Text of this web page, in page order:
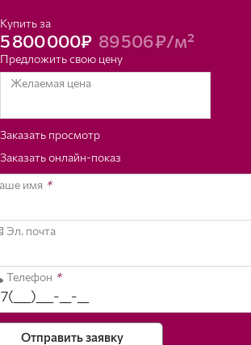
Купить за
5 800 000₽ 89 506 ₽/м²
Предложить свою цену
Желаемая цена
Заказать просмотр
Заказать онлайн-показ
имя *
Эл. почта
Телефон *
Отправить заявку